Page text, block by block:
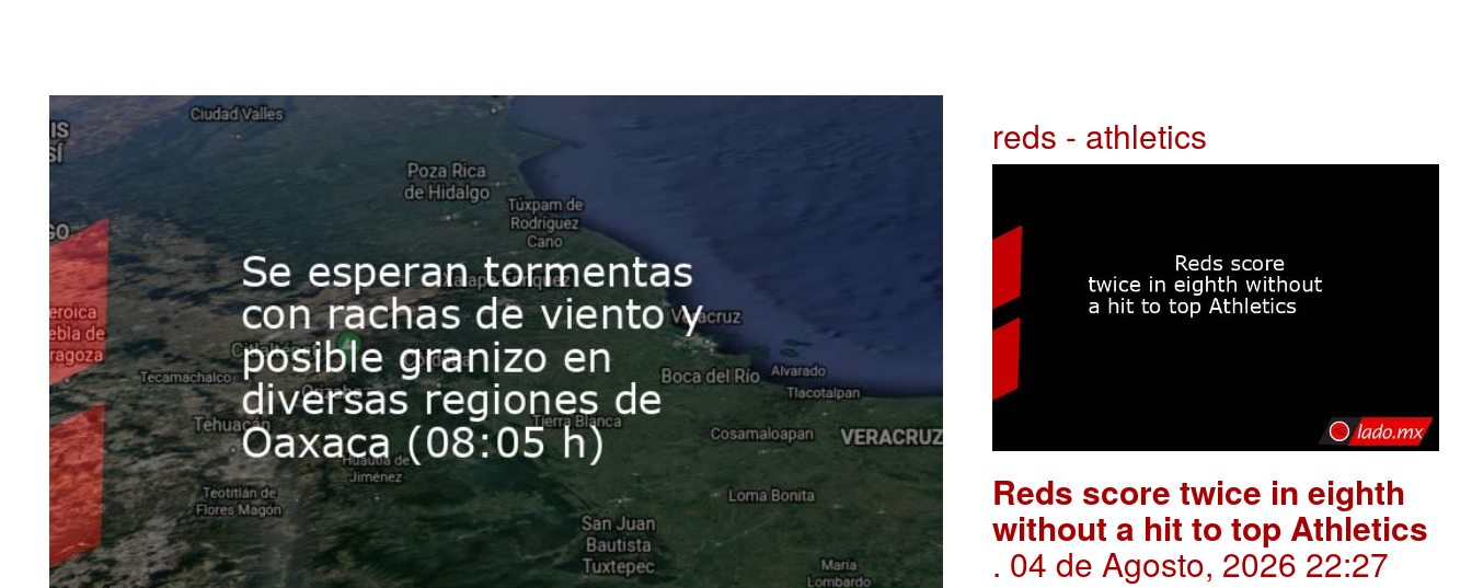
reds - athletics
Reds score twice in eighth
without a hit to top Athletics
. 04 de Agosto, 2026 22:27